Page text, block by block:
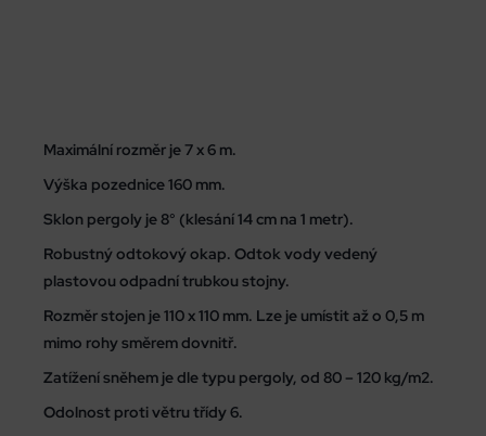
Maximální rozměr je 7 x 6 m.
Výška pozednice 160 mm.
Sklon pergoly je 8° (klesání 14 cm na 1 metr).
Robustný odtokový okap. Odtok vody vedený
plastovou odpadní trubkou stojny.
Rozměr stojen je 110 x 110 mm. Lze je umístit až o 0,5 m
mimo rohy směrem dovnitř.
Zatížení sněhem je dle typu pergoly, od 80 – 120 kg/m2.
Odolnost proti větru třídy 6.